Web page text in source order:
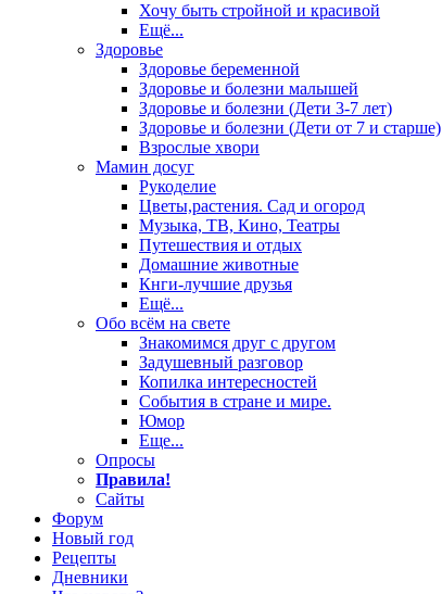
Хочу быть стройной и красивой
Ещё...
Здоровье
Здоровье беременной
Здоровье и болезни малышей
Здоровье и болезни (Дети 3-7 лет)
Здоровье и болезни (Дети от 7 и старше)
Взрослые хвори
Мамин досуг
Рукоделие
Цветы,растения. Сад и огород
Музыка, ТВ, Кино, Театры
Путешествия и отдых
Домашние животные
Кнги-лучшие друзья
Ещё...
Обо всём на свете
Знакомимся друг с другом
Задушевный разговор
Копилка интересностей
События в стране и мире.
Юмор
Еще...
Опросы
Правила!
Сайты
Форум
Новый год
Рецепты
Дневники